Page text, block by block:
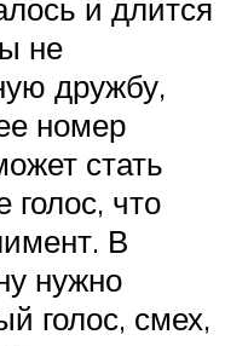
и длится
не
дружбу,
номер
стать
что
В
нужно
голос, смех,